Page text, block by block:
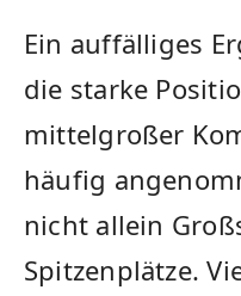
Ein auffälliges
die starke
mittelgroßer
häufig
nicht allein
Spitzenplätze.